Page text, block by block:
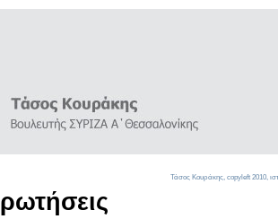
Τάσος Κουράκης, copyleft 2010,